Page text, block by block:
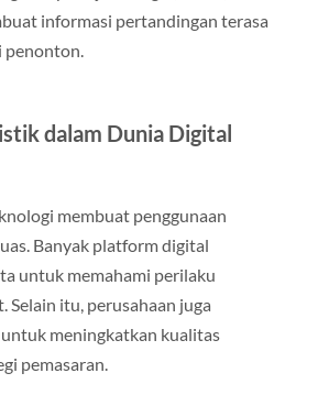
informasi pertandingan terasa
penonton.
dalam Dunia Digital
membuat penggunaan
Banyak platform digital
untuk memahami perilaku
Selain itu, perusahaan juga
meningkatkan kualitas
pemasaran.